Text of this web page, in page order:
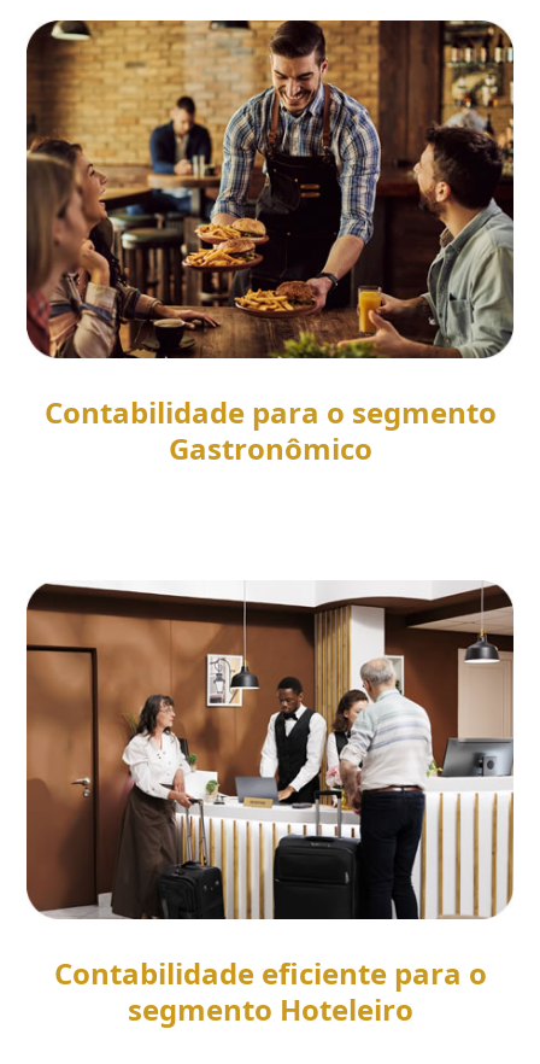
Contabilidade para o segmento
Gastronômico
Contabilidade eficiente para o
segmento Hoteleiro